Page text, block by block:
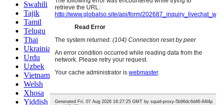
Swahili
Tajik
Tamil
Telugu
Thai
Ukrainian
Urdu
Uzbek
Vietnamese
Welsh
Xhosa
Yiddish